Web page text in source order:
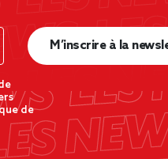
de
M’inscrire à la